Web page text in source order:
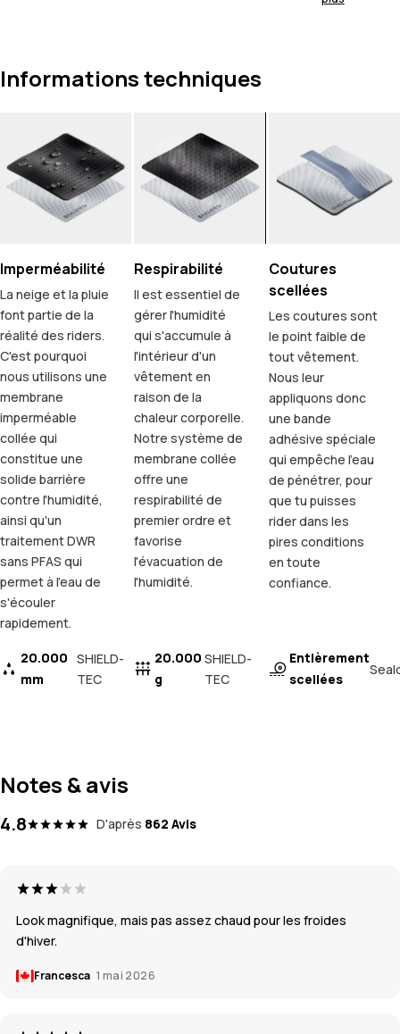
Informations techniques
Imperméabilité
La neige et la pluie
font partie de la
réalité des riders.
C'est pourquoi
nous utilisons une
membrane
imperméable
collée qui
constitue une
solide barrière
contre l'humidité,
ainsi qu'un
traitement DWR
sans PFAS qui
permet à l'eau de
s'écouler
rapidement.
20.000
mm
SHIELD-
TEC
Respirabilité
Il est essentiel de
gérer l'humidité
qui s'accumule à
l'intérieur d'un
vêtement en
raison de la
chaleur corporelle.
Notre système de
membrane collée
offre une
respirabilité de
premier ordre et
favorise
l'évacuation de
l'humidité.
20.000
g
SHIELD-
TEC
Coutures
scellées
Les coutures sont
le point faible de
tout vêtement.
Nous leur
appliquons donc
une bande
adhésive spéciale
qui empêche l'eau
de pénétrer, pour
que tu puisses
rider dans les
pires conditions
en toute
confiance.
Entièrement
scellées
Notes & avis
4.8 D'après 862 Avis
Look magnifique, mais pas assez chaud pour les froides
d'hiver.
Francesca 1 mai 2026